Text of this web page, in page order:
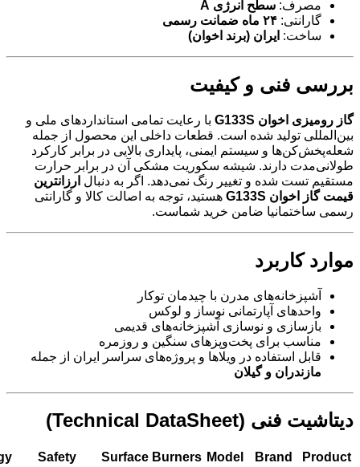
مصرف: سطح انرژی A
گارانتی: ۲۴ ماه ضمانت رسمی
ساخت: ایران (برند اخوان)
بررسی فنی و کیفیت
گاز رومیزی اخوان G133S
با رعایت تمامی استانداردهای ملی و
بین‌المللی تولید شده است. قطعات داخلی این محصول از جمله
شعله‌پخش‌کن‌ها و سیستم ایمنی، پایداری بالایی در برابر کارکرد
طولانی‌مدت دارند. شیشه سکوریت مشکی آن در برابر حرارت
مستقیم تست شده و تغییر رنگ نمی‌دهد. اگر به دنبال ارزانترین
قیمت گاز اخوان G133S
هستید، توجه به اصالت کالا و گارانتی
رسمی ساختمانیا ضامن خرید شماست.
موارد کاربرد
آشپزخانه‌های مدرن با چیدمان توکار
واحدهای آپارتمانی نوساز و لوکس
بازسازی و نوسازی آشپزخانه‌های قدیمی
مناسب برای پخت‌وپزهای سنگین و روزمره
قابل استفاده در ویلاها و پروژه‌های سراسر ایران از جمله
مازندران و گیلان
دیتاشیت فنی (Technical DataSheet)
Product
Brand
Model
Burners
Surface
Safety